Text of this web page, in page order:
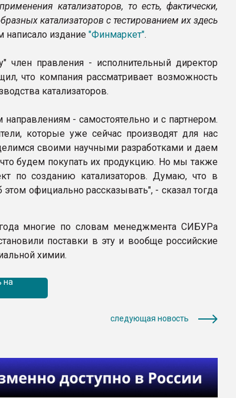
катализаторов, то есть, фактически,
катализаторов с тестированием их здесь
написало издание "Финмаркет".
член правления - исполнительный директор
что компания рассматривает возможность
катализаторов.
направлениям - самостоятельно и с партнером.
которые уже сейчас производят для нас
своими научными разработками и даем
будем покупать их продукцию. Но мы также
по созданию катализаторов. Думаю, что в
официально рассказывать", - сказал тогда
многие по словам менеджмента СИБУРа
поставки в эту и вообще российские
химии.
на
следующая новость